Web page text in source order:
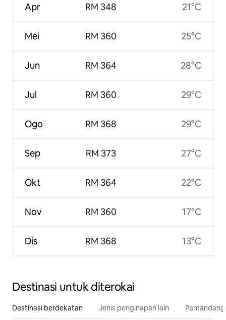
Apr
Mei
Jun
Jul
Ogo
Sep
Okt
Nov
Dis
RM 348
RM 360
RM 364
RM 360
RM 368
RM 373
RM 364
RM 360
RM 368
21°C
25°C
28°C
29°C
29°C
27°C
22°C
17°C
13°C
Destinasi untuk diterokai
Destinasi berdekatan Jenis penginapan lain